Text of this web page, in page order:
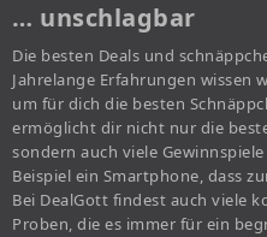
… unschlagbar
Die besten Deals und
Jahrelange Erfahrungen wissen
um für dich die besten
ermöglicht dir nicht nur die
sondern auch viele
Beispiel ein Smartphone, dass
Bei DealGott findest auch viele
Proben, die es immer für ein